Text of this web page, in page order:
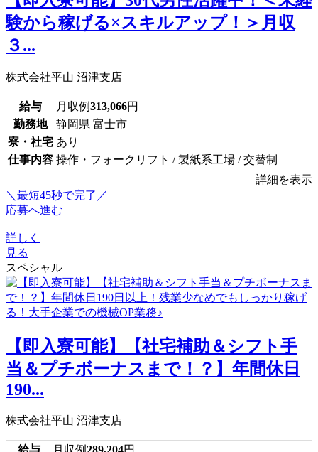
験から稼げる×スキルアップ！＞月収
３...
株式会社平山 沼津支店
給与 月収例313,066円
勤務地
静岡県 富士市
寮・社宅 あり
仕事内容 操作・フォークリフト / 製紙系工場 / 交替制
詳細を表示
＼最短45秒で完了／
応募へ進む
詳しく
見る
スペシャル
【即入寮可能】【社宅補助＆シフト手
当＆プチボーナスまで！？】年間休日
190...
株式会社平山 沼津支店